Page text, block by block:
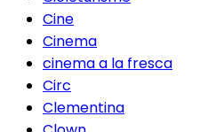
Cine
Cinema
cinema a la fresca
Circ
Clementina